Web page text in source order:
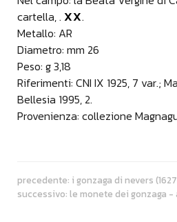
cartella, . XX.
Metallo: AR
Diametro: mm 26
Peso: g 3,18
Riferimenti: CNI IX 1925, 7 var.;
Bellesia 1995, 2.
Provenienza: collezione
precedente: i gonzaga di nevers
successivo: le monete dei gonzaga -